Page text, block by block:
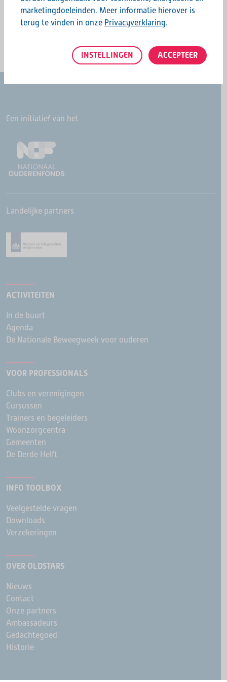
marketingdoeleinden. Meer informatie hierover is
terug te vinden in onze Privacyverklaring.
INSTELLINGEN ACCEPTEER
Een initiatief van het
Landelijke partners
ACTIVITEITEN
In de buurt
Agenda
De Nationale Beweegweek voor ouderen
VOOR PROFESSIONALS
Clubs en verenigingen
Cursussen
Trainers en begeleiders
Woonzorgcentra
Gemeenten
De Derde Helft
INFO TOOLBOX
Veelgestelde vragen
Downloads
Verzekeringen
OVER OLDSTARS
Nieuws
Contact
Onze partners
Ambassadeurs
Gedachtegoed
Historie